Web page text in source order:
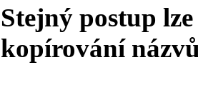
Stejný postup
kopírování